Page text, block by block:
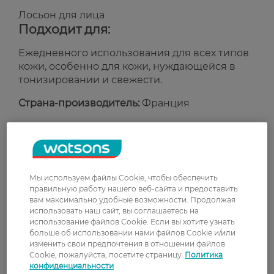
Лосьон для лица
Подходит для:
Ежедневного использования для всех типов
кожи, особенно для кожи, нуждающейся в
тонизировании и свежести.
Страна-производитель: Франция
Рейтинг и отзывы
0
З 0 відгуків
0 відгуків
Доставка
Мы используем файлы Cookie, чтобы обеспечить
правильную работу нашего веб-сайта и предоставить
вам максимально удобные возможности. Продолжая
использовать наш сайт, вы соглашаетесь на
использование файлов Cookie. Если вы хотите узнать
больше об использовании нами файлов Cookie и/или
изменить свои предпочтения в отношении файлов
Cookie, пожалуйста, посетите страницу Политика
конфиденциальности